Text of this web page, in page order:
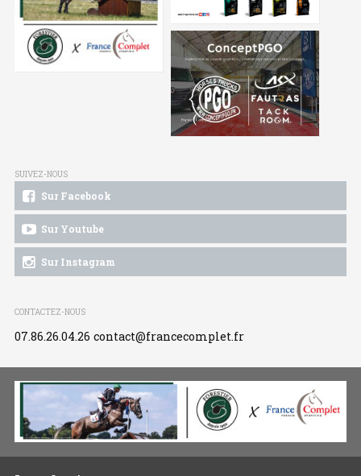
SUIVEZ-NOUS
Sur Facebook
Sur Youtube
Sur Instagram
CONTACTEZ-NOUS
07.86.26.04.26 contact@francecomplet.fr